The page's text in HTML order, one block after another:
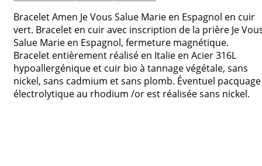
Bracelet Amen Je Vous Salue Marie en Espagnol en cuir
vert. Bracelet en cuir avec inscription de la prière Je
Salue Marie en Espagnol, fermeture magnétique.
Bracelet entièrement réalisé en Italie en Acier 316L
hypoallergénique et cuir bio à tannage végétale, sans
nickel, sans cadmium et sans plomb. Éventuel pacquage
électrolytique au rhodium /or est réalisée sans nickel.